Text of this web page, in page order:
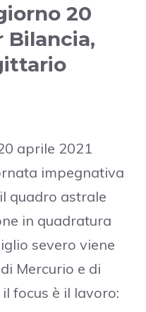
20
Bilancia,
aprile 2021
impegnativa
quadro astrale
in quadratura
severo viene
Mercurio e di
focus è il lavoro: